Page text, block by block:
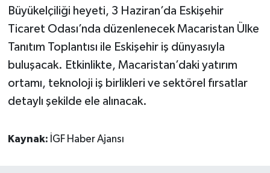
Büyükelçiliği heyeti, 3 Haziran’da Eskişehir
Ticaret Odası’nda düzenlenecek Macaristan Ülke
Tanıtım Toplantısı ile Eskişehir iş dünyasıyla
buluşacak. Etkinlikte, Macaristan’daki yatırım
ortamı, teknoloji iş birlikleri ve sektörel fırsatlar
detaylı şekilde ele alınacak.
Kaynak: İGF Haber Ajansı